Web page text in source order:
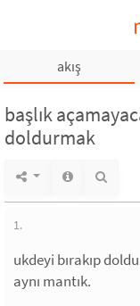
akış
başlık
doldurmak
1.
ukdeyi bırakıp
aynı mantık.